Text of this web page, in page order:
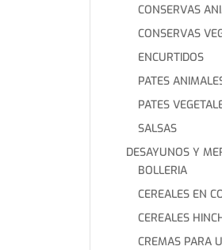
CONSERVAS
CONSERVAS
ENCURTIDOS
PATES
PATES
SALSAS
DESAYUNOS Y
BOLLERIA
CEREALES EN
CEREALES
CREMAS PARA